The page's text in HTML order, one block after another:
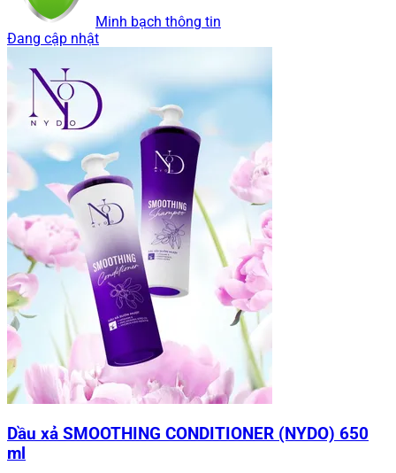
Minh bạch thông tin
Đang cập nhật
Dầu xả SMOOTHING CONDITIONER (NYDO) 650
ml